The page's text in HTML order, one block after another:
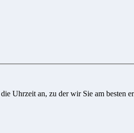
Uhrzeit an, zu der wir Sie am besten